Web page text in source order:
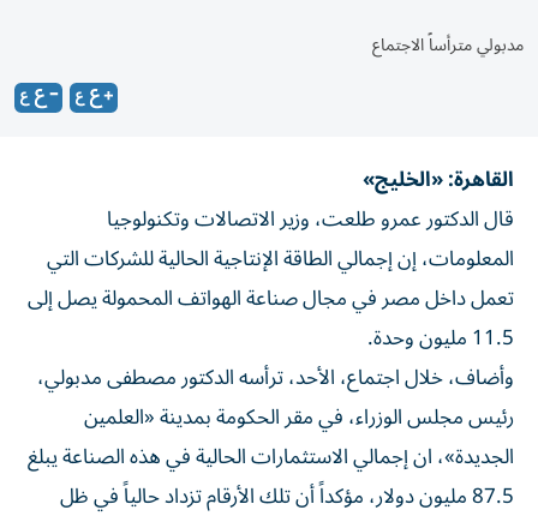
مدبولي مترأساً الاجتماع
القاهرة: «الخليج»
قال الدكتور عمرو طلعت، وزير الاتصالات وتكنولوجيا
المعلومات، إن إجمالي الطاقة الإنتاجية الحالية للشركات التي
تعمل داخل مصر في مجال صناعة الهواتف المحمولة يصل إلى
11.5 مليون وحدة.
وأضاف، خلال اجتماع، الأحد، ترأسه الدكتور مصطفى مدبولي،
رئيس مجلس الوزراء، في مقر الحكومة بمدينة «العلمين
الجديدة»، ان إجمالي الاستثمارات الحالية في هذه الصناعة يبلغ
87.5 مليون دولار، مؤكداً أن تلك الأرقام تزداد حالياً في ظل